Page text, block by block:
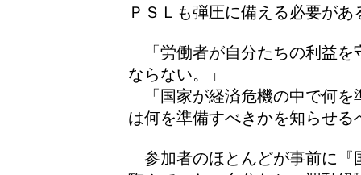
ＰＳＬも弾圧に備える必要があ
「労働者が自分たちの利益を
ならない。」
「国家が経済危機の中で何を
は何を準備すべきかを知らせる
参加者のほとんどが事前に『